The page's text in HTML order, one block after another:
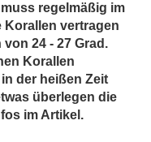
regelmäßig im
Korallen vertragen
24 - 27 Grad.
Korallen
der heißen Zeit
überlegen die
im Artikel.